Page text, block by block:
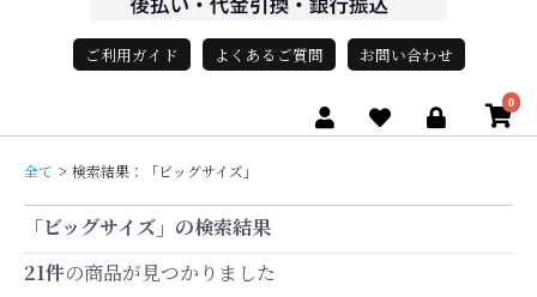
ご利用ガイド よくあるご質問 お問い合わせ
0
全て > 検索結果：「ビッグサイズ」
「ビッグサイズ」の検索結果
21件の商品が見つかりました